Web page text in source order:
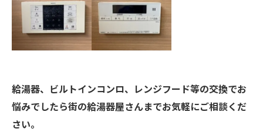
給湯器、ビルトインコンロ、レンジフード等の交換でお
悩みでしたら街の給湯器屋さんまでお気軽にご相談くだ
さい。